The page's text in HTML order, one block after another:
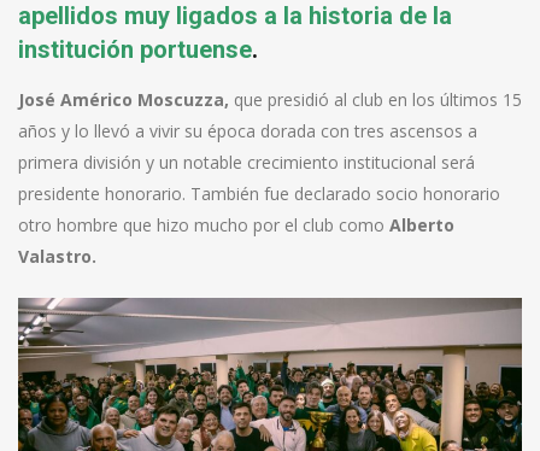
apellidos muy ligados a la historia de la
institución portuense.
José Américo Moscuzza, que presidió al club en los últimos 15
años y lo llevó a vivir su época dorada con tres ascensos a
primera división y un notable crecimiento institucional será
presidente honorario. También fue declarado socio honorario
otro hombre que hizo mucho por el club como Alberto
Valastro.